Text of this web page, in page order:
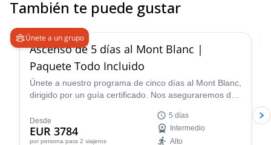
También te puede gustar
Únete a un grupo
Ascenso de 5 días al Mont Blanc |
Paquete Todo Incluido
Únete a nuestro programa de cinco días al Mont Blanc,
dirigido por un guía certificado. Nos aseguraremos de
habilidades técnicas para un cumbre triunfal.
Acclimátate y refina tus habilidades en ascensos como
Desde
EUR 3784
por persona para 2 viajeros
5 días
Intermedio
Alto